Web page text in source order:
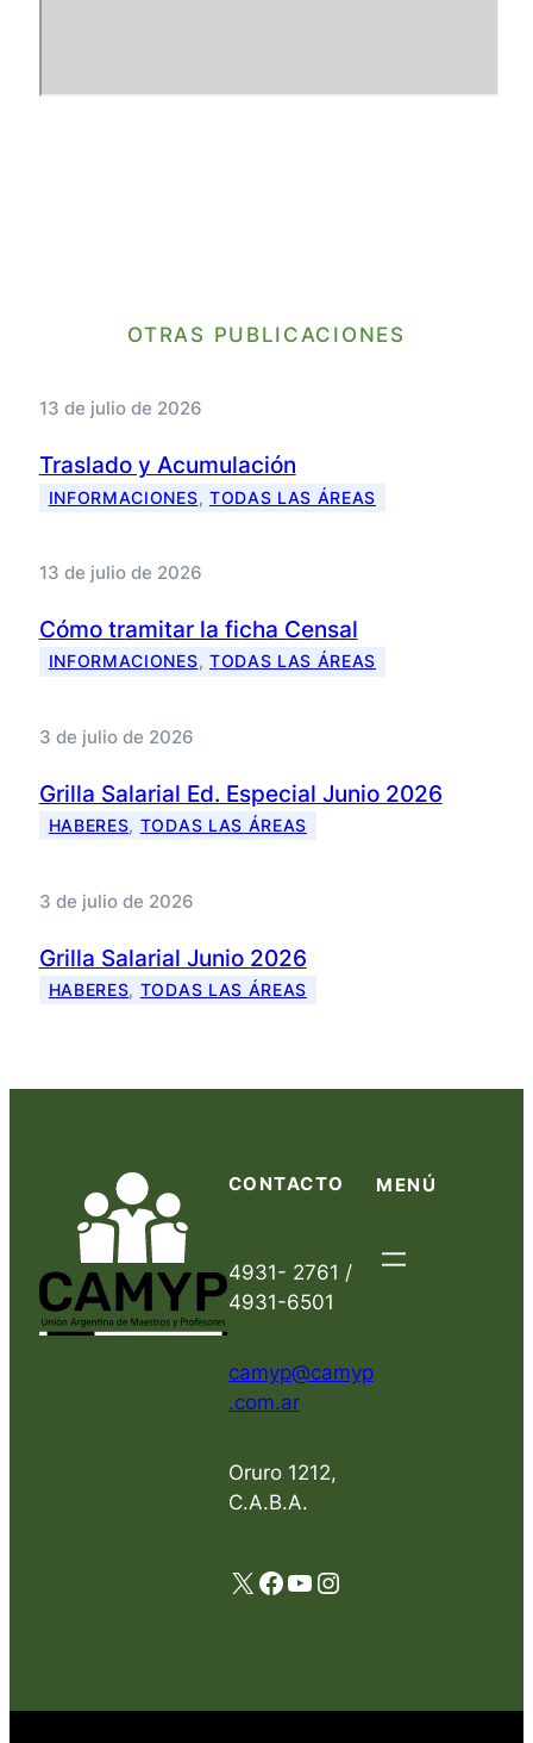
OTRAS PUBLICACIONES
13 de julio de 2026
Traslado y Acumulación
INFORMACIONES, TODAS LAS ÁREAS
13 de julio de 2026
Cómo tramitar la ficha Censal
INFORMACIONES, TODAS LAS ÁREAS
3 de julio de 2026
Grilla Salarial Ed. Especial Junio 2026
HABERES, TODAS LAS ÁREAS
3 de julio de 2026
Grilla Salarial Junio 2026
HABERES, TODAS LAS ÁREAS
CONTACTO
4931- 2761 /
4931-6501
camyp@camyp
.com.ar
Oruro 1212,
C.A.B.A.
X Facebook YouTube Instagram
MENÚ